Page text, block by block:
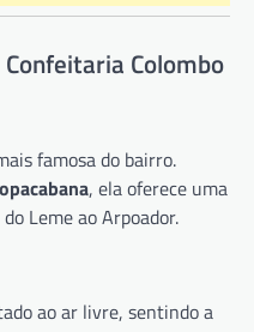
Colombo
famosa do bairro.
, ela oferece uma
Leme ao Arpoador.
ao ar livre, sentindo a